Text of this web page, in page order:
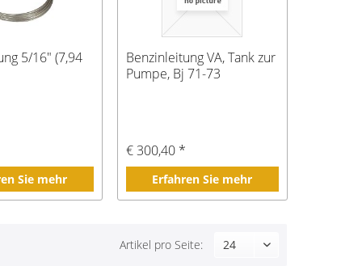
5/16" (7,94
Sie mehr
Benzinleitung VA, Tank zur
Pumpe, Bj 71-73
€ 300,40 *
Erfahren Sie mehr
Artikel pro Seite: